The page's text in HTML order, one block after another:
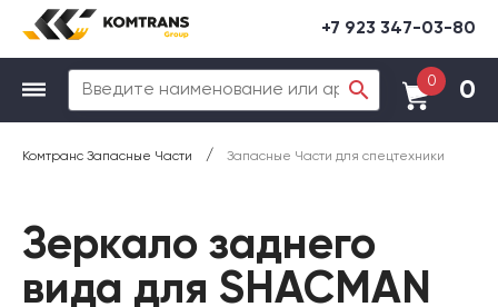
+7 923 347-03-80
0 0
Комтранс Запасные Части / Запасные Части для спецтехники
Зеркало заднего
вида для SHACMAN